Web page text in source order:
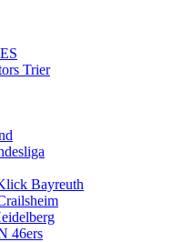
Trier
Bayreuth
46ers